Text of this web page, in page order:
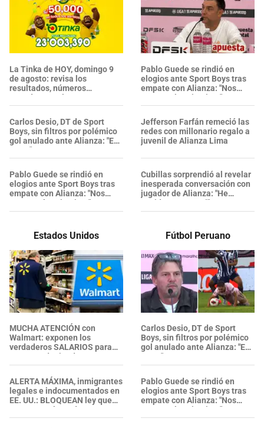
La Tinka de HOY, domingo 9
de agosto: revisa los
resultados, números
ganadores y el Pozo
Millonario
Carlos Desio, DT de Sport
Boys, sin filtros por polémico
gol anulado ante Alianza: "Es
una..."
Pablo Guede se rindió en
elogios ante Sport Boys tras
empate con Alianza: "Nos
cortaron los circuitos"
Pablo Guede se rindió en
elogios ante Sport Boys tras
empate con Alianza: "Nos
cortaron los circuitos"
Jefferson Farfán remeció las
redes con millonario regalo a
juvenil de Alianza Lima
Cubillas sorprendió al revelar
inesperada conversación con
jugador de Alianza: "He
venido a verte a ti"
Estados Unidos
MUCHA ATENCIÓN con
Walmart: exponen los
verdaderos SALARIOS para
gerentes de tienda,
farmacéuticos y más
ALERTA MÁXIMA, inmigrantes
legales e indocumentados en
EE. UU.: BLOQUEAN ley que
RECHAZA el uso de
mascarillas a agentes del ICE
Fútbol Peruano
Carlos Desio, DT de Sport
Boys, sin filtros por polémico
gol anulado ante Alianza: "Es
una..."
Pablo Guede se rindió en
elogios ante Sport Boys tras
empate con Alianza: "Nos
cortaron los circuitos"